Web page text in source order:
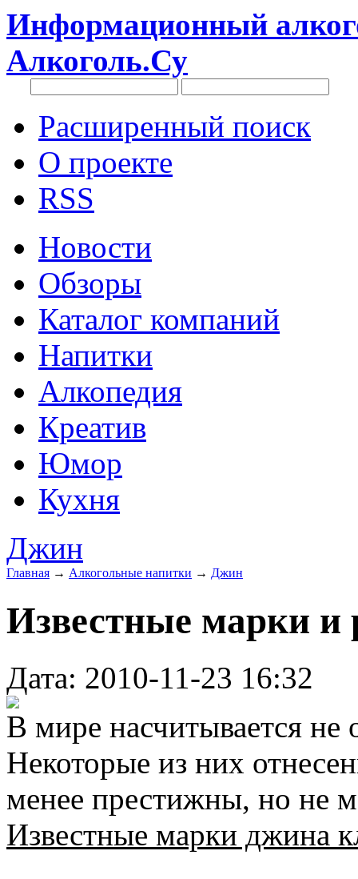
Информационный
Алкоголь.Су
Расширенный поиск
О проекте
RSS
Новости
Обзоры
Каталог компаний
Напитки
Алкопедия
Креатив
Юмор
Кухня
Джин
Главная → Алкогольные напитки → Джин
Известные марки и
Дата: 2010-11-23 16:32
В мире насчитывается
Некоторые из них
менее престижны, но не
Известные марки джина